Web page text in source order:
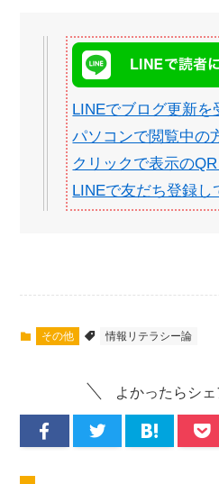
LINEでブログ更新を
パソコンで閲覧中の
クリックで表示の
LINEで友だち登録し
その他 情報リテラシー論
よかったらシェ